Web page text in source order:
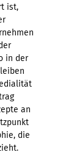
ist,
in der
an
die